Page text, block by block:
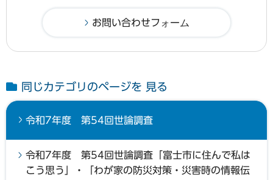
同じカテゴリのページを 見る
令和7年度 第54回世論調査
令和7年度 第54回世論調査「富士市に住んで私は
こう思う」・「わが家の防災対策・災害時の情報伝